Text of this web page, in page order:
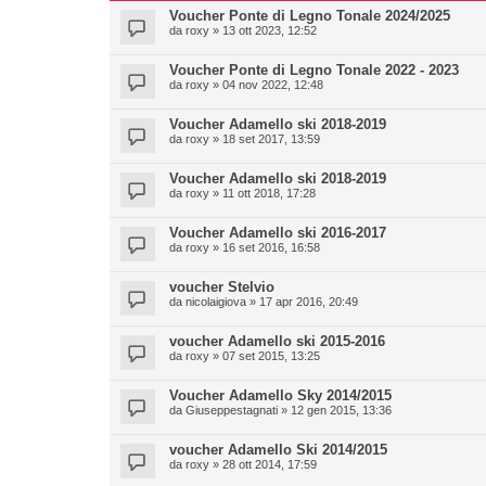
Voucher Ponte di Legno Tonale 2024/2025
da roxy » 13 ott 2023, 12:52
Voucher Ponte di Legno Tonale 2022 - 2023
da roxy » 04 nov 2022, 12:48
Voucher Adamello ski 2018-2019
da roxy » 18 set 2017, 13:59
Voucher Adamello ski 2018-2019
da roxy » 11 ott 2018, 17:28
Voucher Adamello ski 2016-2017
da roxy » 16 set 2016, 16:58
voucher Stelvio
da nicolaigiova » 17 apr 2016, 20:49
voucher Adamello ski 2015-2016
da roxy » 07 set 2015, 13:25
Voucher Adamello Sky 2014/2015
da Giuseppestagnati » 12 gen 2015, 13:36
voucher Adamello Ski 2014/2015
da roxy » 28 ott 2014, 17:59